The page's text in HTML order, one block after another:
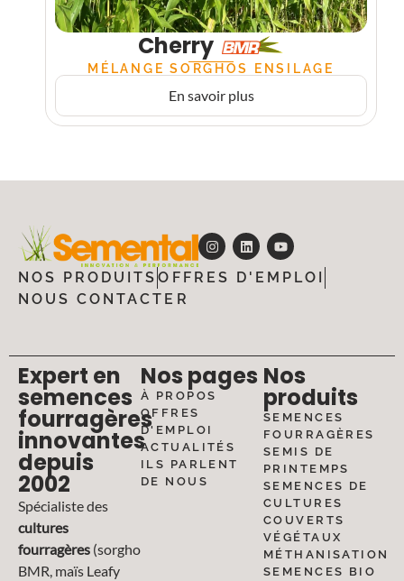
Cherry
MÉLANGE SORGHOS ENSILAGE
En savoir plus
NOS PRODUITS OFFRES D'EMPLOI
NOUS CONTACTER
Expert en
semences
fourragères
innovantes
depuis
2002
Spécialiste des
cultures
fourragères (sorgho
BMR, maïs Leafy
Nos pages
À PROPOS
OFFRES
D'EMPLOI
ACTUALITÉS
ILS PARLENT
DE NOUS
Nos
produits
SEMENCES
FOURRAGÈRES
SEMIS DE
PRINTEMPS
SEMENCES DE
CULTURES
COUVERTS
VÉGÉTAUX
MÉTHANISATION
SEMENCES BIO